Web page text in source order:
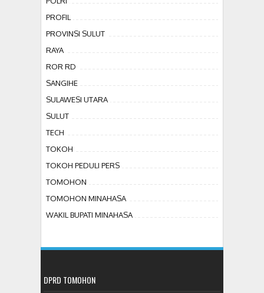
PROFIL
PROVINSI SULUT
RAYA
ROR RD
SANGIHE
SULAWESI UTARA
SULUT
TECH
TOKOH
TOKOH PEDULI PERS
TOMOHON
TOMOHON MINAHASA
WAKIL BUPATI MINAHASA
DPRD TOMOHON